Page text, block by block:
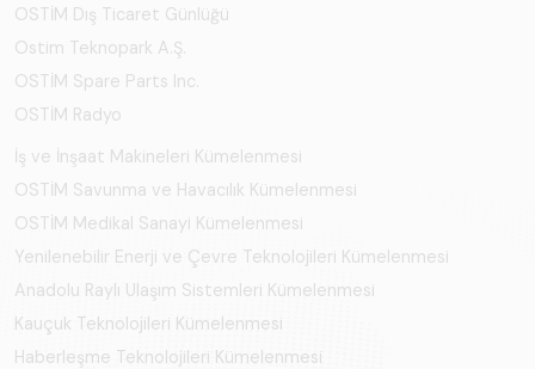
OSTİM Dış Ticaret Günlüğü
Ostim Teknopark A.Ş.
OSTİM Spare Parts Inc.
OSTİM Radyo
İş ve İnşaat Makineleri Kümelenmesi
OSTİM Savunma ve Havacılık Kümelenmesi
OSTİM Medikal Sanayi Kümelenmesi
Yenilenebilir Enerji ve Çevre Teknolojileri Kümelenmesi
Anadolu Raylı Ulaşım Sistemleri Kümelenmesi
Kauçuk Teknolojileri Kümelenmesi
Haberleşme Teknolojileri Kümelenmesi